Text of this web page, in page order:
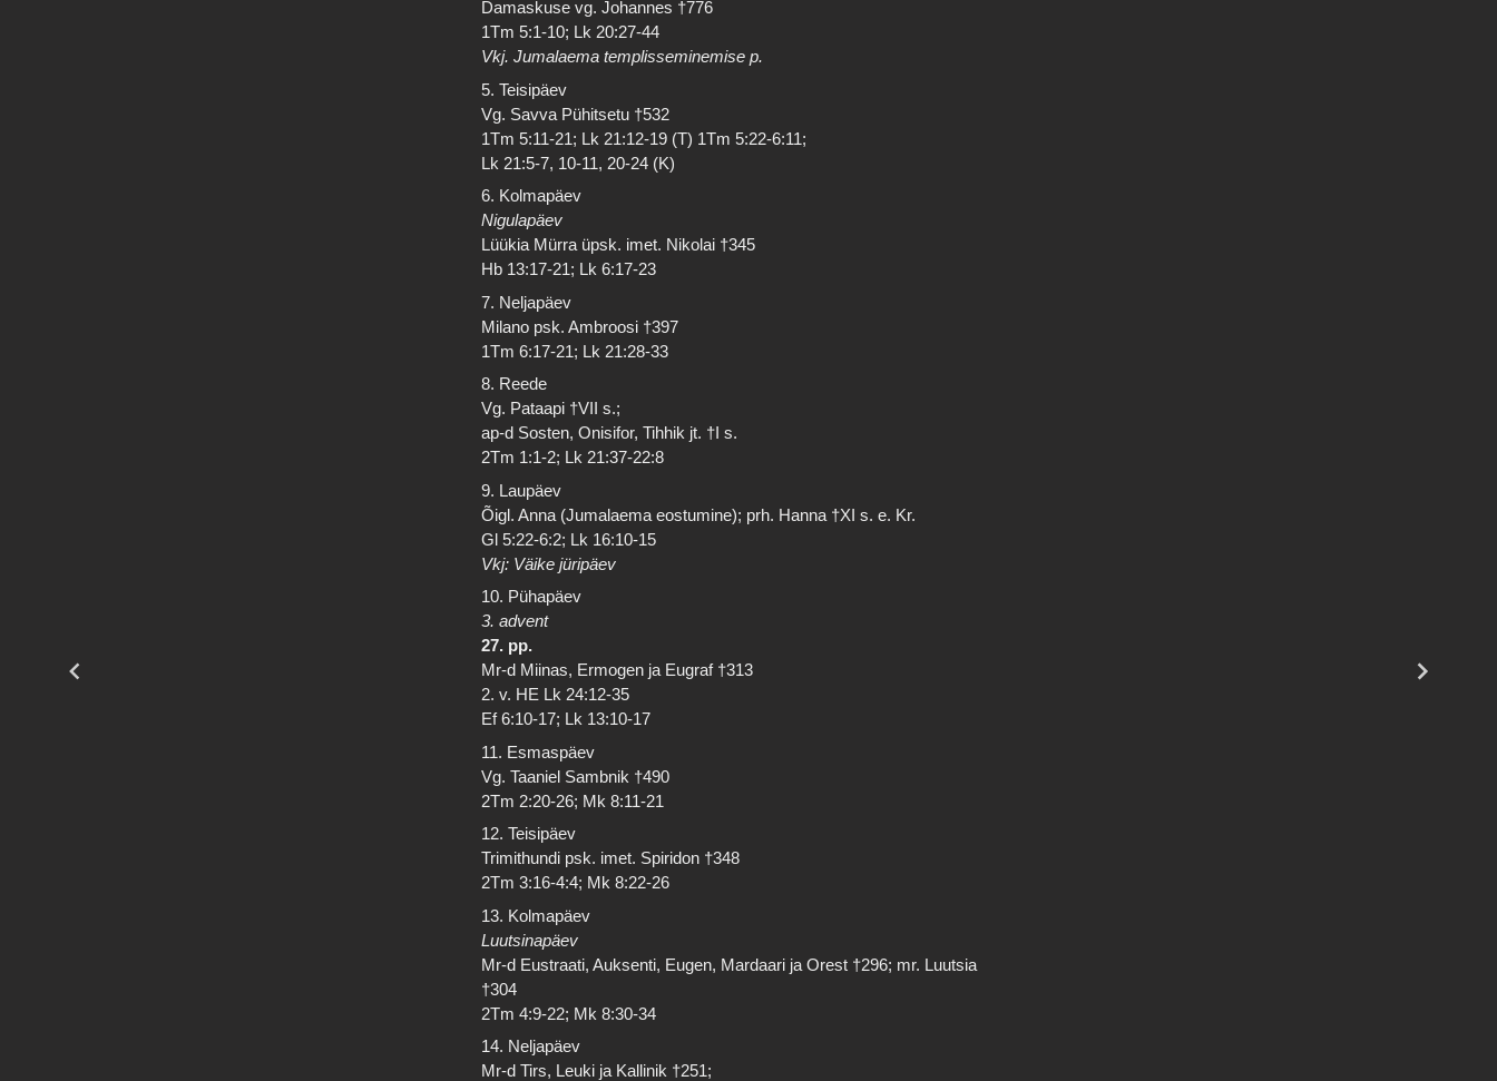
Damaskuse vg. Johannes †776
1Tm 5:1-10; Lk 20:27-44
Vkj. Jumalaema templisseminemise p.
5. Teisipäev
Vg. Savva Pühitsetu †532
1Tm 5:11-21; Lk 21:12-19 (T) 1Tm 5:22-6:11;
Lk 21:5-7, 10-11, 20-24 (K)
6. Kolmapäev
Nigulapäev
Lüükia Mürra üpsk. imet. Nikolai †345
Hb 13:17-21; Lk 6:17-23
7. Neljapäev
Milano psk. Ambroosi †397
1Tm 6:17-21; Lk 21:28-33
8. Reede
Vg. Pataapi †VII s.;
ap-d Sosten, Onisifor, Tihhik jt. †I s.
2Tm 1:1-2; Lk 21:37-22:8
9. Laupäev
Õigl. Anna (Jumalaema eostumine); prh. Hanna †XI s. e. Kr.
Gl 5:22-6:2; Lk 16:10-15
Vkj: Väike jüripäev
10. Pühapäev
3. advent
27. pp.
Mr-d Miinas, Ermogen ja Eugraf †313
2. v. HE Lk 24:12-35
Ef 6:10-17; Lk 13:10-17
11. Esmaspäev
Vg. Taaniel Sambnik †490
2Tm 2:20-26; Mk 8:11-21
12. Teisipäev
Trimithundi psk. imet. Spiridon †348
2Tm 3:16-4:4; Mk 8:22-26
13. Kolmapäev
Luutsinapäev
Mr-d Eustraati, Auksenti, Eugen, Mardaari ja Orest †296; mr. Luutsia
†304
2Tm 4:9-22; Mk 8:30-34
14. Neljapäev
Mr-d Tirs, Leuki ja Kallinik †251;